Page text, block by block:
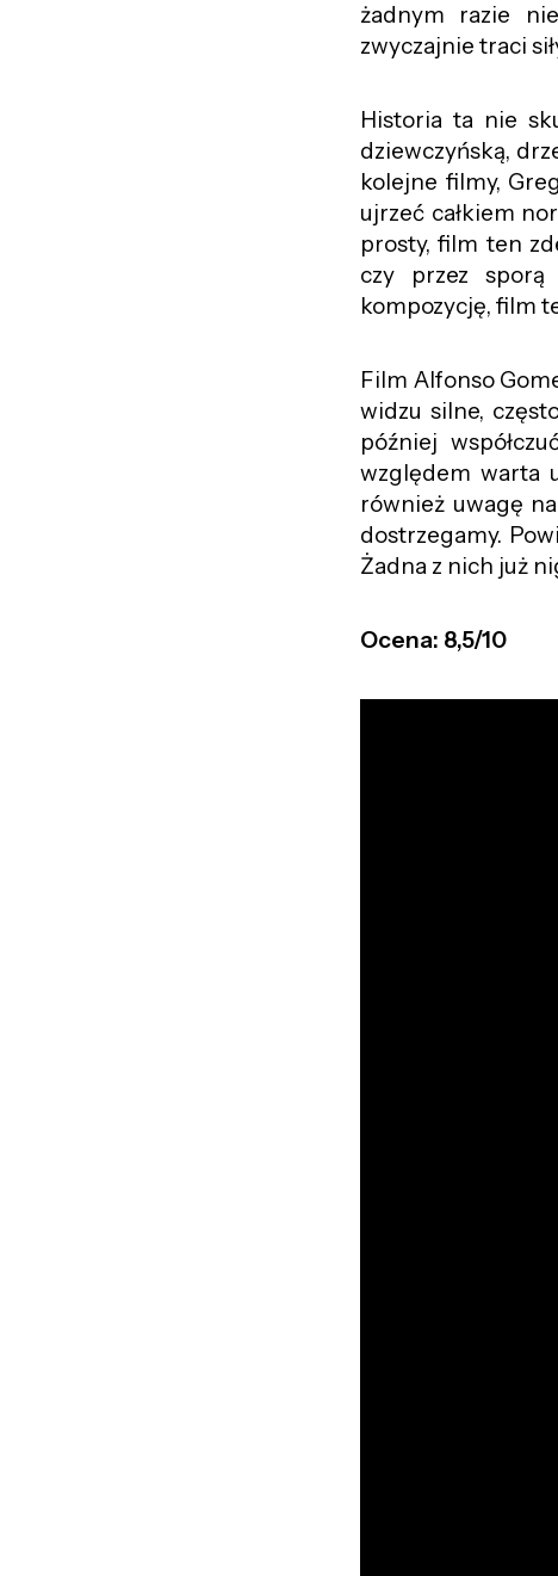
żadnym razie
zwyczajnie traci
Historia ta nie
dziewczyńską,
kolejne filmy,
ujrzeć całkiem
prosty, film ten
czy przez
kompozycję, film
Film Alfonso
widzu silne,
później
względem warta
również uwagę
dostrzegamy.
Żadna z nich już
Ocena: 8,5/10